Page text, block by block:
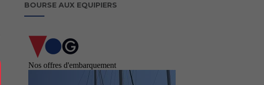
BOURSE AUX EQUIPIERS